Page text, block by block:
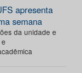
apresenta
semana
da unidade e